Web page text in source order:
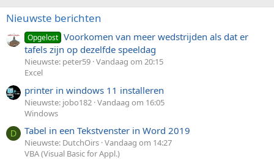
Nieuwste berichten
Opgelost Voorkomen van meer wedstrijden als dat er
tafels zijn op dezelfde speeldag
Nieuwste: peter59 Vandaag om 20:15
Excel
printer in windows 11 installeren
Nieuwste: jobo182 Vandaag om 16:05
Windows
D Tabel in een Tekstvenster in Word 2019
Nieuwste: DutchOirs Vandaag om 14:27
VBA (Visual Basic for Appl.)